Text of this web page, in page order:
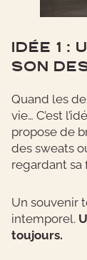
IDÉE 1 :
SON
Quand les
vie… C’est
propose de
des sweats
regardant sa
Un souvenir
intemporel.
toujours.